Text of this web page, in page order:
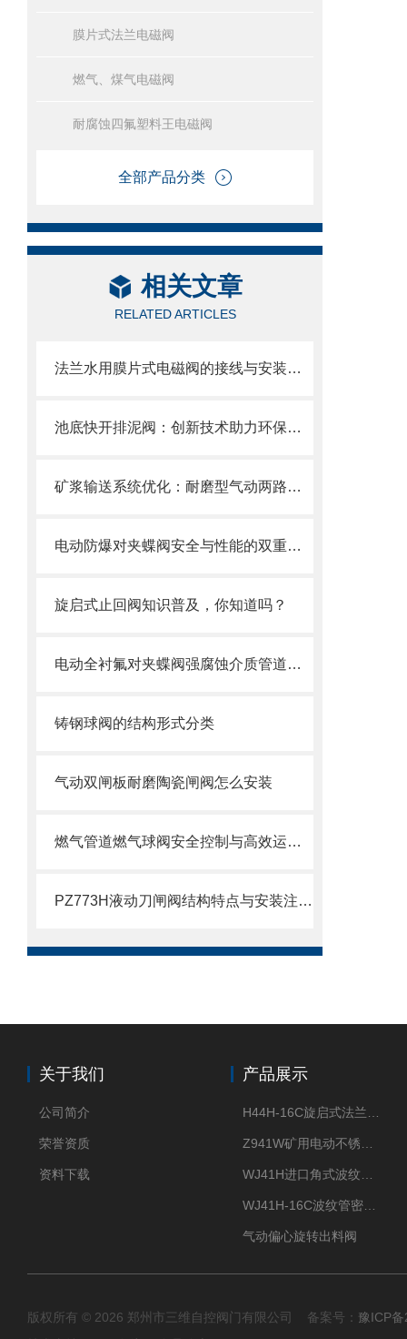
膜片式法兰电磁阀
燃气、煤气电磁阀
耐腐蚀四氟塑料王电磁阀
全部产品分类
相关文章
RELATED ARTICLES
法兰水用膜片式电磁阀的接线与安装指南
池底快开排泥阀：创新技术助力环保产业
矿浆输送系统优化：耐磨型气动两路分料阀的应用实践
电动防爆对夹蝶阀安全与性能的双重防线，选型要求全解析
旋启式止回阀知识普及，你知道吗？
电动全衬氟对夹蝶阀强腐蚀介质管道的可靠卫士
铸钢球阀的结构形式分类
气动双闸板耐磨陶瓷闸阀怎么安装
燃气管道燃气球阀安全控制与高效运行的“核心开关”
PZ773H液动刀闸阀结构特点与安装注意事项
关于我们
公司简介
荣誉资质
资料下载
产品展示
气动偏心旋转出料阀
版权所有 © 2026 郑州市三维自控阀门有限公司 备案号： 豫ICP